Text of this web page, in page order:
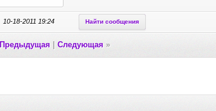
10-18-2011 19:24 Найти сообщения
Предыдущая Следующая »